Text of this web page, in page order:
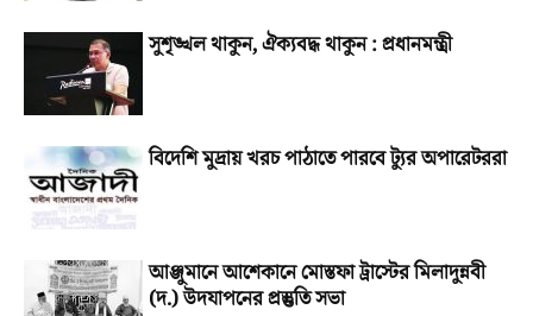
সুশৃঙ্খল থাকুন, ঐক্যবদ্ধ থাকুন : প্রধানমন্ত্রী
বিদেশি মুদ্রায় খরচ পাঠাতে পারবে ট্যুর অপারেটররা
আঞ্জুমানে আশেকানে মোস্তফা ট্রাস্টের মিলাদুন্নবী
(দ.) উদযাপনের প্রস্তুতি সভা